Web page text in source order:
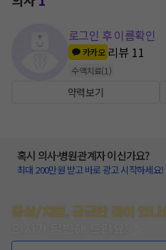
로그인 후 이름확인
카카오 리뷰 11
수액치료(1 )
약력보기
혹시 의사·병원관계자 이신가요?
최대 200만원 받고 바로 광고 시작하세요!
증상/치료, 궁금한 점이 있나